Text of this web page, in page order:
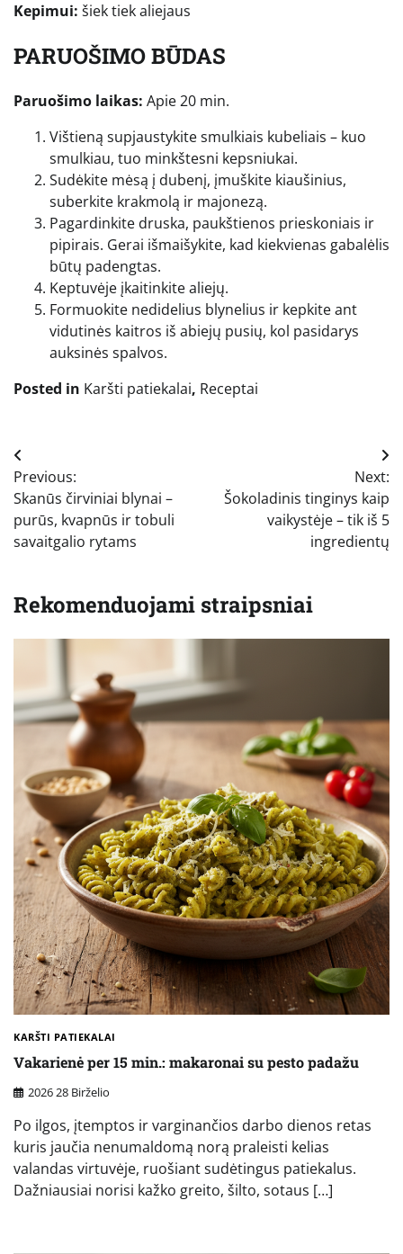
Kepimui: šiek tiek aliejaus
PARUOŠIMO BŪDAS
Paruošimo laikas: Apie 20 min.
Vištieną supjaustykite smulkiais kubeliais – kuo
smulkiau, tuo minkštesni kepsniukai.
Sudėkite mėsą į dubenį, įmuškite kiaušinius,
suberkite krakmolą ir majonezą.
Pagardinkite druska, paukštienos prieskoniais ir
pipirais. Gerai išmaišykite, kad kiekvienas gabalėlis
būtų padengtas.
Keptuvėje įkaitinkite aliejų.
Formuokite nedidelius blynelius ir kepkite ant
vidutinės kaitros iš abiejų pusių, kol pasidarys
auksinės spalvos.
Posted in Karšti patiekalai, Receptai
Navigacija
tarp
įrašų
Previous:
Skanūs čirviniai blynai –
purūs, kvapnūs ir tobuli
savaitgalio rytams
Next:
Šokoladinis tinginys kaip
vaikystėje – tik iš 5
ingredientų
Rekomenduojami straipsniai
KARŠTI PATIEKALAI
Vakarienė per 15 min.: makaronai su pesto padažu
2026 28 Birželio
Po ilgos, įtemptos ir varginančios darbo dienos retas
kuris jaučia nenumaldomą norą praleisti kelias
valandas virtuvėje, ruošiant sudėtingus patiekalus.
Dažniausiai norisi kažko greito, šilto, sotaus […]